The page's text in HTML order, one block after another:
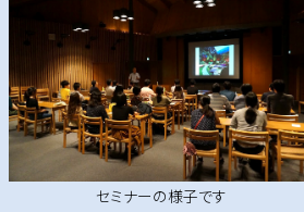
セミナーの様子です